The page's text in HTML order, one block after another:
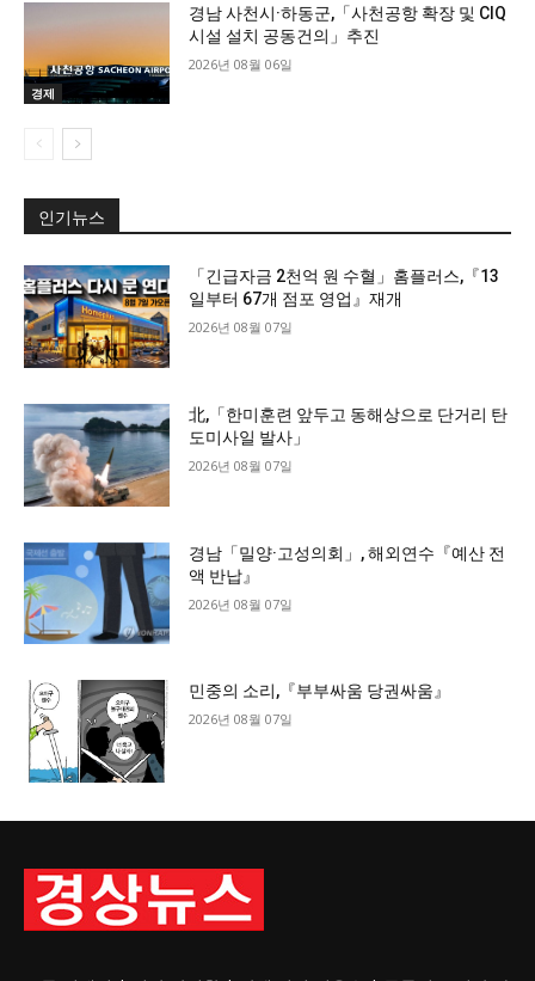
경제
경남 사천시·하동군,「사천공항 확장 및 CIQ
시설 설치 공동건의」추진
2026년 08월 06일
인기뉴스
「긴급자금 2천억 원 수혈」홈플러스,『13
일부터 67개 점포 영업』재개
2026년 08월 07일
北,「한미훈련 앞두고 동해상으로 단거리 탄
도미사일 발사」
2026년 08월 07일
경남「밀양·고성의회」, 해외연수『예산 전
액 반납』
2026년 08월 07일
민중의 소리,『부부싸움 당권싸움』
2026년 08월 07일